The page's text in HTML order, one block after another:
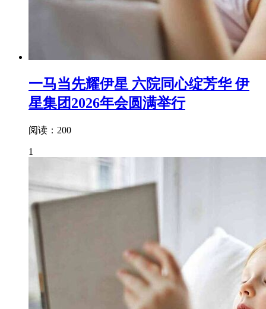
一马当先耀伊星 六院同心绽芳华 伊
星集团2026年会圆满举行
阅读：200
1